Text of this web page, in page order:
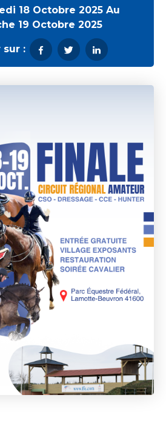
18 Octobre 2025 Au
19 Octobre 2025
sur :